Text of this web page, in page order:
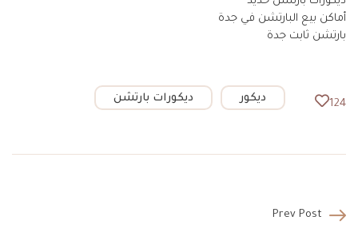
أماكن بيع البارتشن في جدة
بارتشن ثابت جدة
124 ديكور ديكورات بارتشن
Prev Post